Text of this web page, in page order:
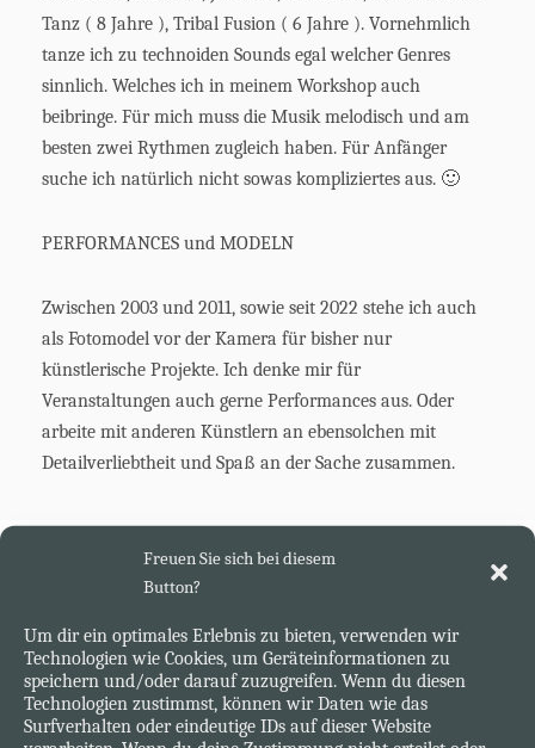
Freuen Sie sich bei diesem
Button?
Um dir ein optimales Erlebnis zu bieten, verwenden wir
Technologien wie Cookies, um Geräteinformationen zu
speichern und/oder darauf zuzugreifen. Wenn du diesen
Technologien zustimmst, können wir Daten wie das
Surfverhalten oder eindeutige IDs auf dieser Website
Tanz ( 8 Jahre ), Tribal Fusion ( 6 Jahre ). Vornehmlich
tanze ich zu technoiden Sounds egal welcher Genres
sinnlich. Welches ich in meinem Workshop auch
beibringe. Für mich muss die Musik melodisch und am
besten zwei Rythmen zugleich haben. Für Anfänger
suche ich natürlich nicht sowas kompliziertes aus. 🙂
PERFORMANCES und MODELN
Zwischen 2003 und 2011, sowie seit 2022 stehe ich auch
als Fotomodel vor der Kamera für bisher nur
künstlerische Projekte. Ich denke mir für
Veranstaltungen auch gerne Performances aus. Oder
arbeite mit anderen Künstlern an ebensolchen mit
Detailverliebtheit und Spaß an der Sache zusammen.